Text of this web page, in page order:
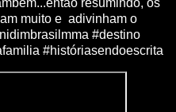
muito e adivinham o
#destino
#históriasendoescrita